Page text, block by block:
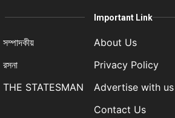
সম্পাদকীয়
রসনা
THE STATESMAN
Important Link
About Us
Privacy Policy
Advertise with us
Contact Us